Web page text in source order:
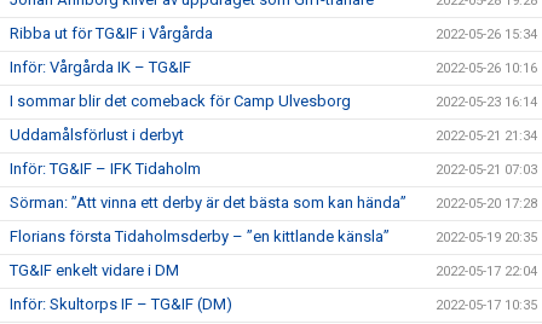
Ribba ut för TG&IF i Vårgårda 2022-05-26 15:34
Inför: Vårgårda IK – TG&IF 2022-05-26 10:16
I sommar blir det comeback för Camp Ulvesborg 2022-05-23 16:14
Uddamålsförlust i derbyt 2022-05-21 21:34
Inför: TG&IF – IFK Tidaholm 2022-05-21 07:03
Sörman: ”Att vinna ett derby är det bästa som kan hända” 2022-05-20 17:28
Florians första Tidaholmsderby – ”en kittlande känsla” 2022-05-19 20:35
TG&IF enkelt vidare i DM 2022-05-17 22:04
Inför: Skultorps IF – TG&IF (DM) 2022-05-17 10:35